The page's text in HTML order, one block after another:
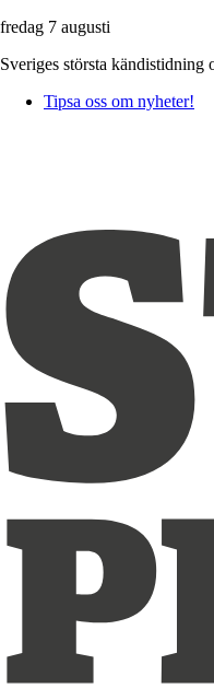
fredag 7 augusti
Sveriges största kändistidning
Tipsa oss om nyheter!